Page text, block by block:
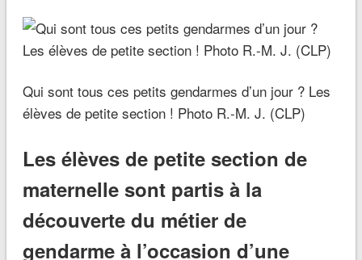
Qui sont tous ces petits gendarmes d’un jour ? Les
élèves de petite section ! Photo R.-M. J. (CLP)
Les élèves de petite section de
maternelle sont partis à la
découverte du métier de
gendarme à l’occasion d’une